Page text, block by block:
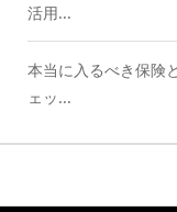
活用...
本当に入るべき保険
ェッ...